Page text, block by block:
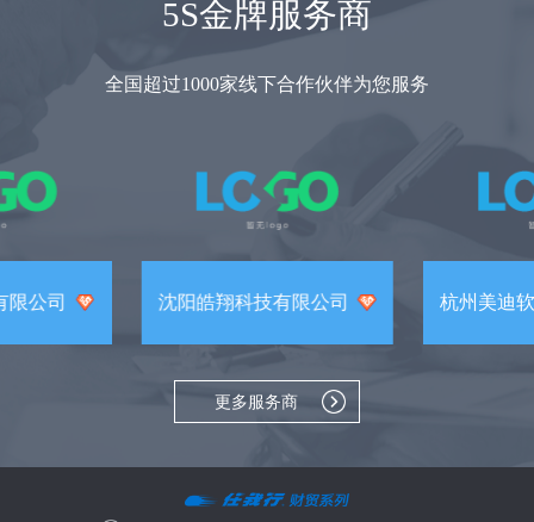
5S金牌服务商
全国超过1000家线下合作伙伴为您服务
限公司 沈阳皓翔科技有限公司 杭州美迪
更多服务商